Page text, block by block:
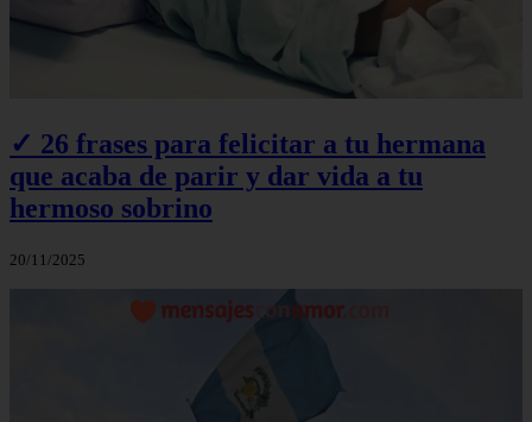
✓ 26 frases para felicitar a tu hermana
que acaba de parir y dar vida a tu
hermoso sobrino
20/11/2025